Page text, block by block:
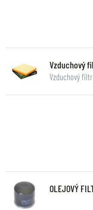
Vzduchový
Vzduchový
OLEJOVÝ